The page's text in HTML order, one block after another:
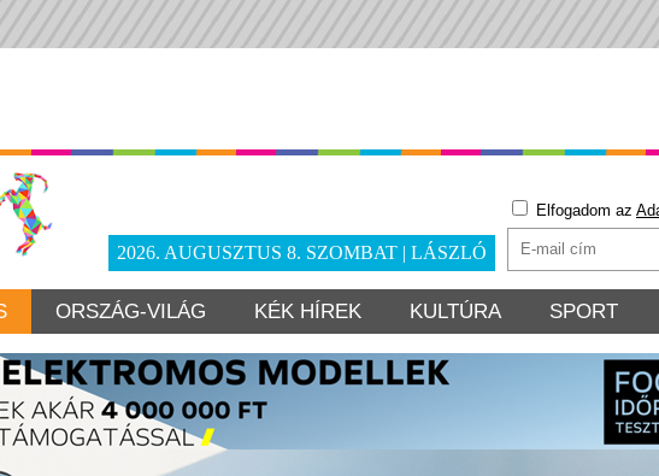
2026. AUGUSZTUS 8. SZOMBAT | LÁSZLÓ
Elfogadom az
ORSZÁG-VILÁG KÉK HÍREK KULTÚRA SPORT